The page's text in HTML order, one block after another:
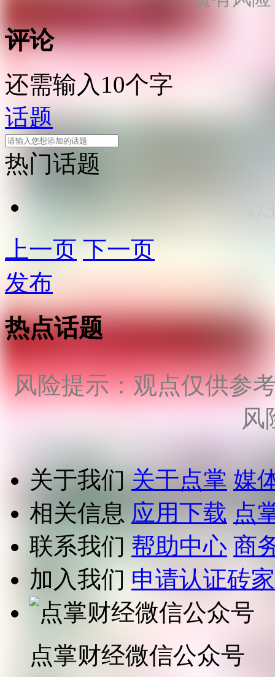
评论
还需输入10个字
话题
热门话题
上一页 下一页
发布
热点话题
风险提示：观点仅供参
风
关于我们 关于点掌 媒
相关信息 应用下载 点
联系我们 帮助中心 商
加入我们 申请认证砖家
点掌财经微信公众号